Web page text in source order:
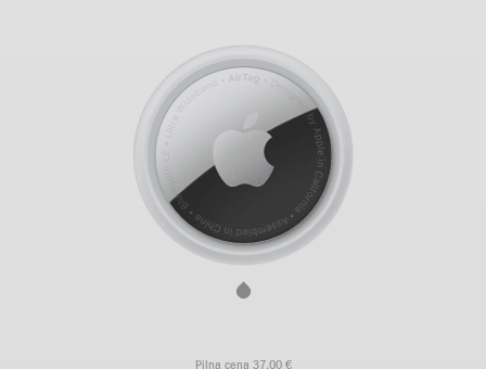
Pilna cena 37,00 €